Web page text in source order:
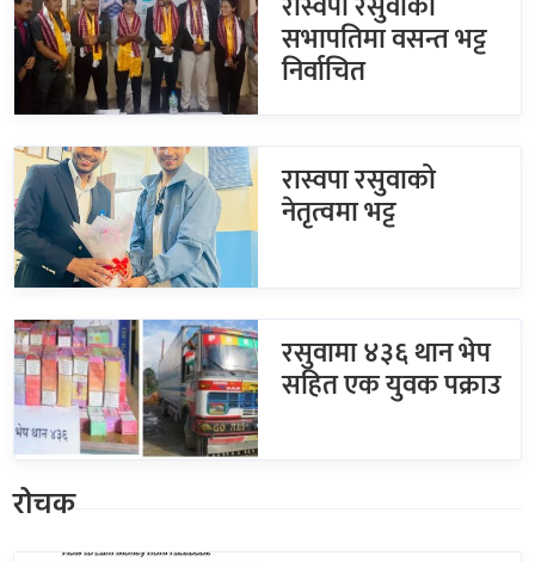
सभापतिमा वसन्त भट्ट
निर्वाचित
रास्वपा रसुवाको
नेतृत्वमा भट्ट
रसुवामा ४३६ थान भेप
सहित एक युवक पक्राउ
रोचक